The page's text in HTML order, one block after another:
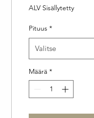
ALV Sisällytetty
Pituus *
Valitse
Määrä *